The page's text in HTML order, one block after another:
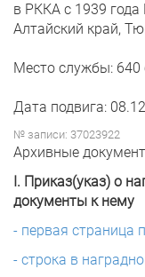
в РККА с 1939 года
Алтайский край,
Место службы: 640
Дата подвига:
№ записи: 37023922
Архивные
I. Приказ(указ) о
документы к нему
- первая страница
- строка в